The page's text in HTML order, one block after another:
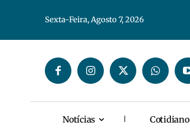
Sexta-Feira, Agosto 7, 2026
Notícias Cotidiano